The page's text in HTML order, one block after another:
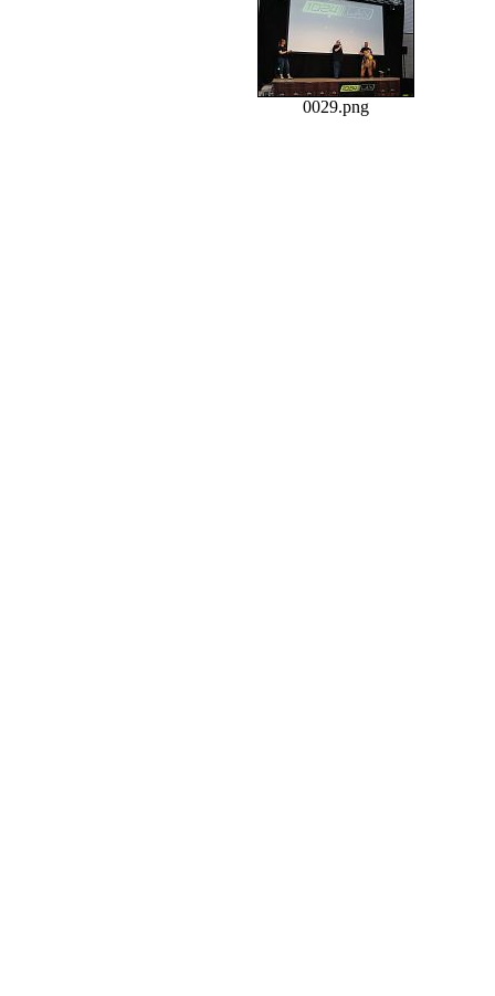
0029.png